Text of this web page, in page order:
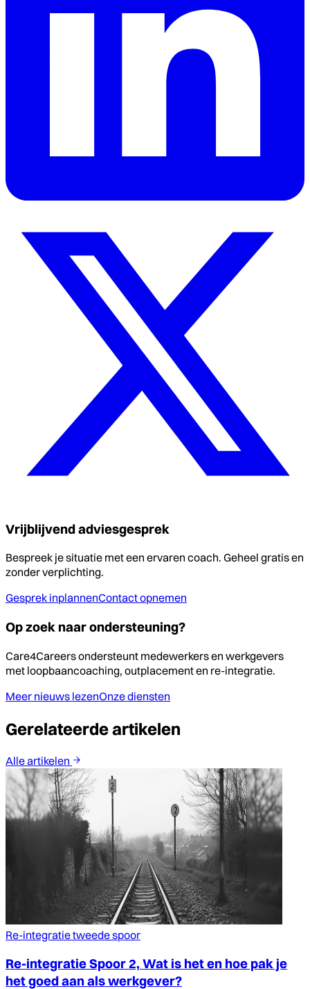
Vrijblijvend adviesgesprek
Bespreek je situatie met een ervaren coach. Geheel gratis en
zonder verplichting.
Gesprek inplannenContact opnemen
Op zoek naar ondersteuning?
Care4Careers ondersteunt medewerkers en werkgevers
met loopbaancoaching, outplacement en re-integratie.
Meer nieuws lezenOnze diensten
Gerelateerde artikelen
Alle artikelen
Re-integratie tweede spoor
Re-integratie Spoor 2, Wat is het en hoe pak je
het goed aan als werkgever?